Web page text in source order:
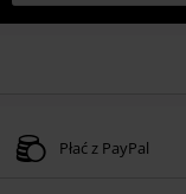
Płać z PayPal